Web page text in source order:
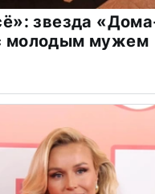
звезда
молодым мужем